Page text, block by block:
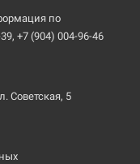
по
+7 (904) 004-96-46
Советская, 5